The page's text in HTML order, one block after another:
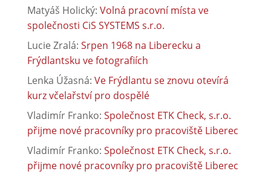
Matyáš Holický: Volná pracovní místa ve
společnosti CiS SYSTEMS s.r.o.
Lucie Zralá: Srpen 1968 na Liberecku a
Frýdlantsku ve fotografiích
Lenka Úžasná: Ve Frýdlantu se znovu otevírá
kurz včelařství pro dospělé
Vladimír Franko: Společnost ETK Check, s.r.o.
přijme nové pracovníky pro pracoviště Liberec
Vladimír Franko: Společnost ETK Check, s.r.o.
přijme nové pracovníky pro pracoviště Liberec